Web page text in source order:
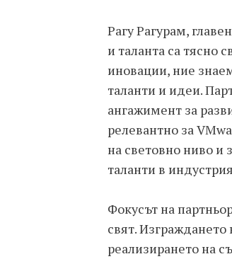
Рагу Рагурам,
и таланта са тясно
иновации, ние
таланти и идеи.
ангажимент за
релевантно за
на световно ниво
таланти в
Фокусът на
свят.
реализирането на